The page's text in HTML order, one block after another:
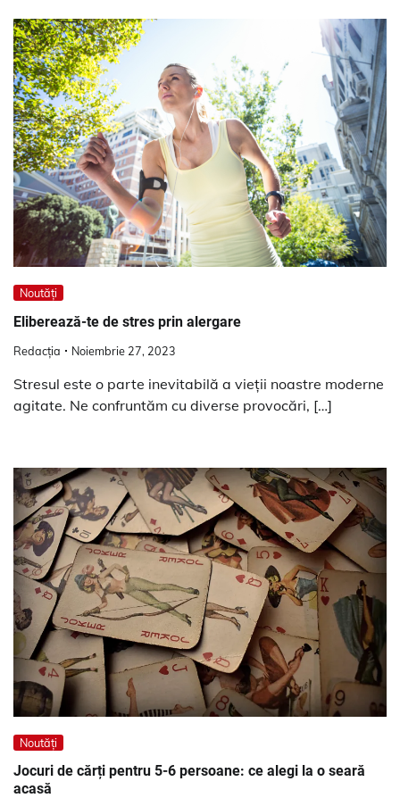
Noutăți
Eliberează-te de stres prin alergare
Redacția Noiembrie 27, 2023
Stresul este o parte inevitabilă a vieții noastre moderne
agitate. Ne confruntăm cu diverse provocări, […]
Noutăți
Jocuri de cărți pentru 5-6 persoane: ce alegi la o seară
acasă